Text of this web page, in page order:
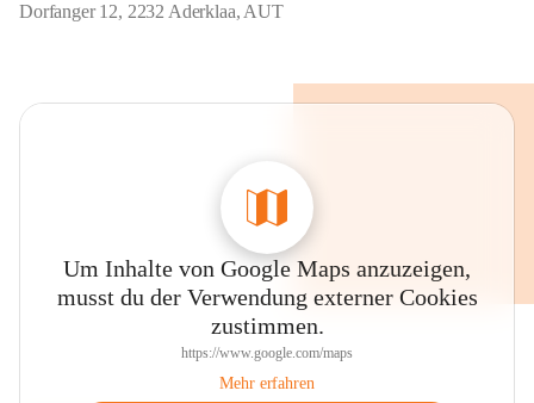
Dorfanger 12, 2232 Aderklaa, AUT
Um Inhalte von Google Maps anzuzeigen,
musst du der Verwendung externer Cookies
zustimmen.
https://www.google.com/maps
Mehr erfahren